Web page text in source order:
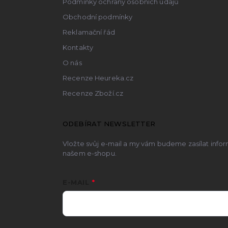
Podmínky ochrany osobních údajů
Obchodní podmínky
Reklamační řád
Kontakty
O nás
Recenze Heureka.cz
Recenze Zboží.cz
ODEBÍRAT NEWSLETTER
Vložte svůj e-mail a my vám budeme zasílat
našem e-shopu.